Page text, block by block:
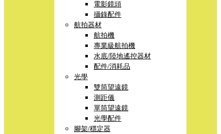
電影鏡頭
攝錄配件
航拍器材
航拍機
專業級航拍機
水底/陸地遙控器材
配件/消耗品
光學
雙筒望遠鏡
測距儀
單筒望遠鏡
光學配件
腳架/穩定器